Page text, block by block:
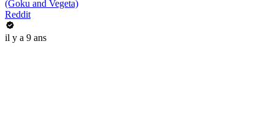
(Goku and Vegeta)
Reddit
il y a 9 ans